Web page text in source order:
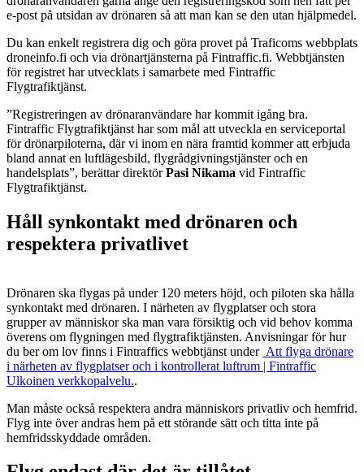
e-post på utsidan av drönaren så att man kan se den utan hjälpmedel.
Du kan enkelt registrera dig och göra provet på Traficoms webbplats
droneinfo.fi och via drönartjänsterna på Fintraffic.fi. Webbtjänsten
för registret har utvecklats i samarbete med Fintraffic
Flygtrafiktjänst.
”Registreringen av drönaranvändare har kommit igång bra.
Fintraffic Flygtrafiktjänst har som mål att utveckla en serviceportal
för drönarpiloterna, där vi inom en nära framtid kommer att erbjuda
bland annat en luftlägesbild, flygrådgivningstjänster och en
handelsplats”, berättar direktörPasi Nikama vid Fintraffic
Flygtrafiktjänst.
Håll synkontakt med drönaren och
respektera privatlivet
Drönaren ska flygas på under 120 meters höjd, och piloten ska hålla
synkontakt med drönaren. I närheten av flygplatser och stora
grupper av människor ska man vara försiktig och vid behov komma
överens om flygningen med flygtrafiktjänsten. Anvisningar för hur
du ber om lov finns i Fintraffics webbtjänst under Att flyga drönare
i närheten av flygplatser och i kontrollerat luftrum | Fintraffic
Ulkoinen verkkopalvelu..
Man måste också respektera andra människors privatliv och hemfrid.
Flyg inte över andras hem på ett störande sätt och titta inte på
hemfridsskyddade områden.